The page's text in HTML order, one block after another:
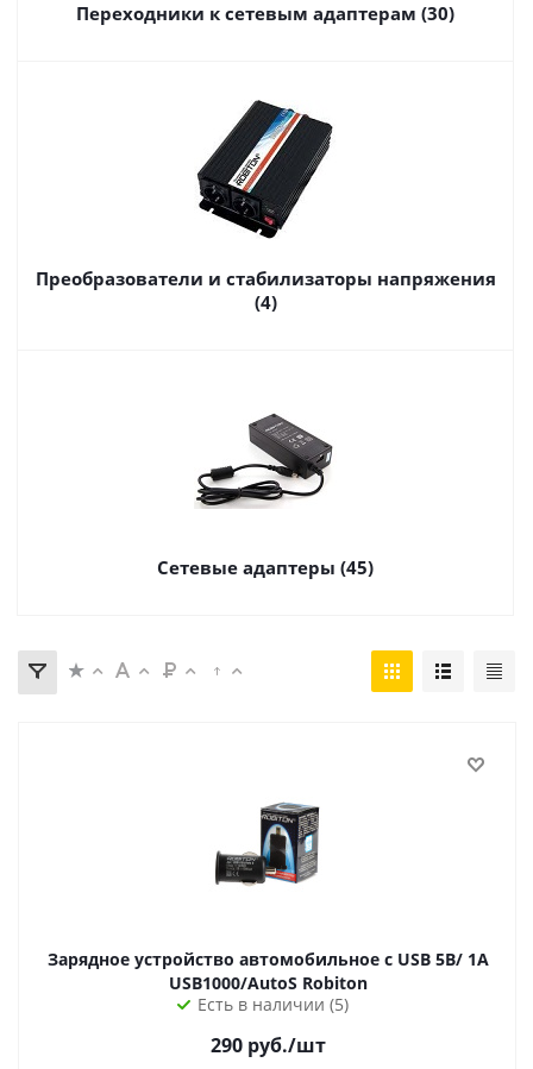
Переходники к сетевым адаптерам (30)
Преобразователи и стабилизаторы напряжения
(4)
Сетевые адаптеры (45)
Зарядное устройство автомобильное с USB 5B/ 1A
USB1000/AutoS Robiton
Есть в наличии (5)
290руб./шт